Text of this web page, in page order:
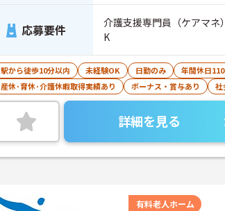
応募要件
介護支援専門員（ケアマネ
K
駅から徒歩10分以内 未経験OK 日勤のみ 年間休日
産休･育休･介護休暇取得実績あり
ボーナス・賞与あり 社
詳細を見る
有料老人ホーム